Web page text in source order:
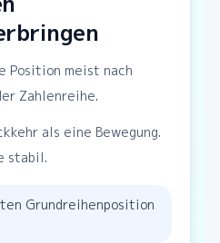
Position meist nach
Zahlenreihe.
als eine Bewegung.
stabil.
Grundreihenposition